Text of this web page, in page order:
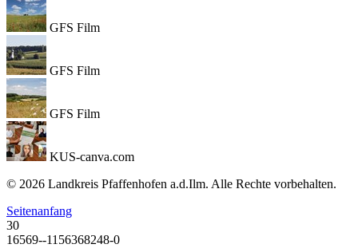
GFS Film
GFS Film
GFS Film
KUS-canva.com
© 2026 Landkreis Pfaffenhofen a.d.Ilm. Alle Rechte vorbehalten.
Seitenanfang
30
16569--1156368248-0